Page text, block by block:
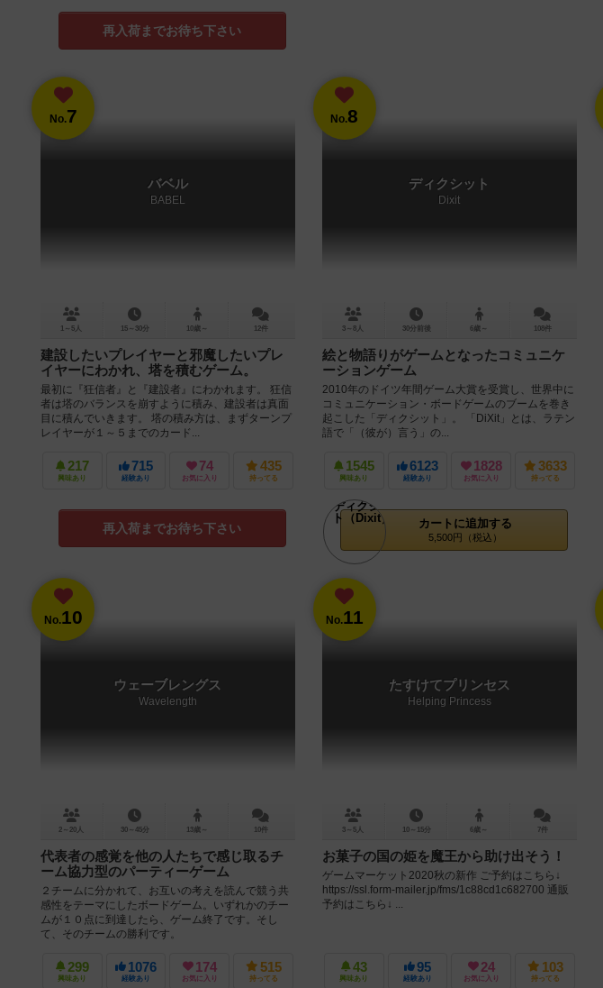
再入荷までお待ち下さい
No.7
バベル
BABEL
1～5人 15～30分 10歳～ 12件
建設したいプレイヤーと邪魔したいプレ
イヤーにわかれ、塔を積むゲーム。
最初に『狂信者』と『建設者』にわかれます。 狂信
者は塔のバランスを崩すように積み、建設者は真面
目に積んでいきます。 塔の積み方は、まずターンプ
レイヤーが１～５までのカード...
217
興味あり
715
経験あり
74
お気に入り
435
持ってる
再入荷までお待ち下さい
No.8
ディクシット
Dixit
3～8人 30分前後 6歳～ 108件
絵と物語りがゲームとなったコミュニケ
ーションゲーム
2010年のドイツ年間ゲーム大賞を受賞し、世界中に
コミュニケーション・ボードゲームのブームを巻き
起こした「ディクシット」。 「DiXit」とは、ラテン
語で「（彼が）言う」の...
1545
興味あり
6123
経験あり
1828
お気に入り
3633
持ってる
カートに追加する
5,500円（税込）
No.10
ウェーブレングス
Wavelength
2～20人 30～45分 13歳～ 10件
代表者の感覚を他の人たちで感じ取るチ
ーム協力型のパーティーゲーム
２チームに分かれて、お互いの考えを読んで競う共
感性をテーマにしたボードゲーム。いずれかのチー
ムが１０点に到達したら、ゲーム終了です。そし
て、そのチームの勝利です。
299
興味あり
1076
経験あり
174
お気に入り
515
持ってる
No.11
たすけてプリンセス
Helping Princess
3～5人 10～15分 6歳～ 7件
お菓子の国の姫を魔王から助け出そう！
ゲームマーケット2020秋の新作 ご予約はこちら↓
https://ssl.form-mailer.jp/fms/1c88cd1c682700 通販
予約はこちら↓ ...
43
興味あり
95
経験あり
24
お気に入り
103
持ってる